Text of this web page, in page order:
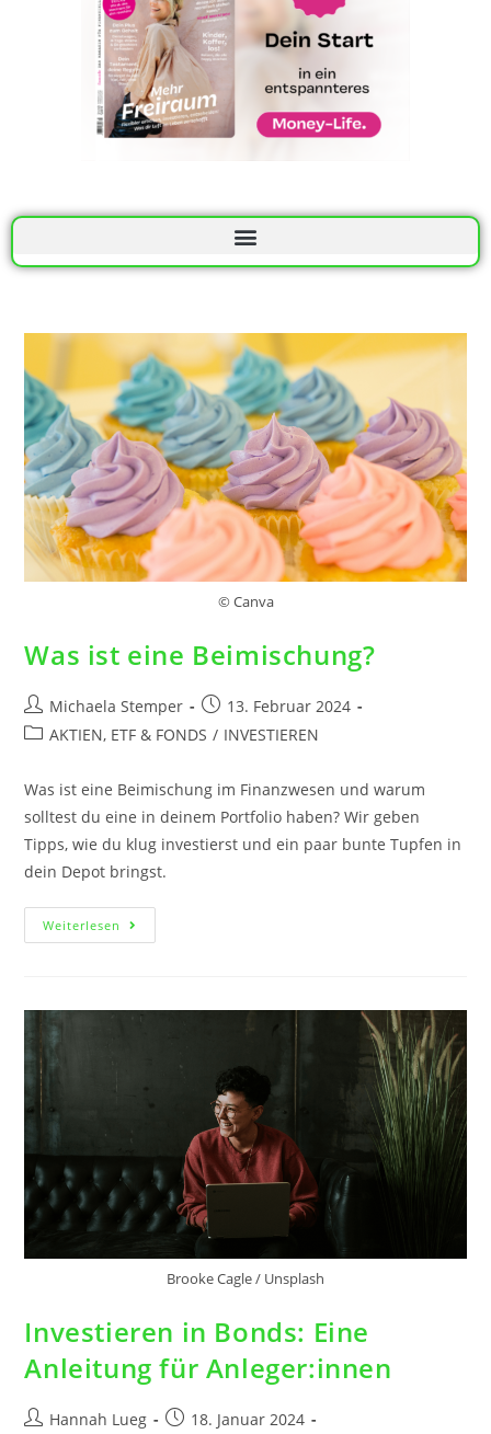
© Canva
Was ist eine Beimischung?
Michaela Stemper
13. Februar 2024
AKTIEN, ETF & FONDS / INVESTIEREN
Was ist eine Beimischung im Finanzwesen und warum
solltest du eine in deinem Portfolio haben? Wir geben
Tipps, wie du klug investierst und ein paar bunte Tupfen in
dein Depot bringst.
Weiterlesen
Brooke Cagle / Unsplash
Investieren in Bonds: Eine
Anleitung für Anleger:innen
Hannah Lueg
18. Januar 2024